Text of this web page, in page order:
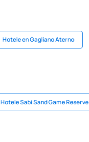
Hotele en Gagliano Aterno
Hotele Sabi Sand Game Reserve